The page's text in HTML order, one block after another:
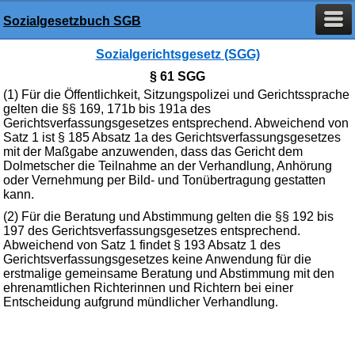
Sozialgesetzbuch SGB
Sozialgerichtsgesetz (SGG)
§ 61 SGG
(1) Für die Öffentlichkeit, Sitzungspolizei und Gerichtssprache
gelten die §§ 169, 171b bis 191a des
Gerichtsverfassungsgesetzes entsprechend. Abweichend von
Satz 1 ist § 185 Absatz 1a des Gerichtsverfassungsgesetzes
mit der Maßgabe anzuwenden, dass das Gericht dem
Dolmetscher die Teilnahme an der Verhandlung, Anhörung
oder Vernehmung per Bild- und Tonübertragung gestatten
kann.
(2) Für die Beratung und Abstimmung gelten die §§ 192 bis
197 des Gerichtsverfassungsgesetzes entsprechend.
Abweichend von Satz 1 findet § 193 Absatz 1 des
Gerichtsverfassungsgesetzes keine Anwendung für die
erstmalige gemeinsame Beratung und Abstimmung mit den
ehrenamtlichen Richterinnen und Richtern bei einer
Entscheidung aufgrund mündlicher Verhandlung.